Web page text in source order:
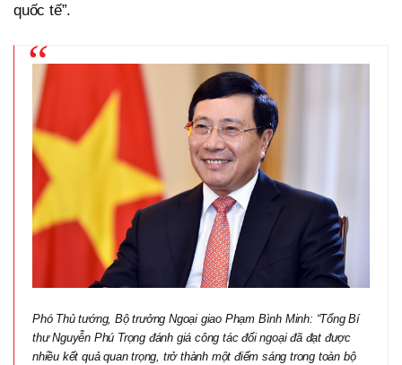
quốc tế”.
Phó Thủ tướng, Bộ trưởng Ngoại giao Phạm Bình Minh: “Tổng Bí
thư Nguyễn Phú Trọng đánh giá công tác đối ngoại đã đạt được
nhiều kết quả quan trọng, trở thành một điểm sáng trong toàn bộ